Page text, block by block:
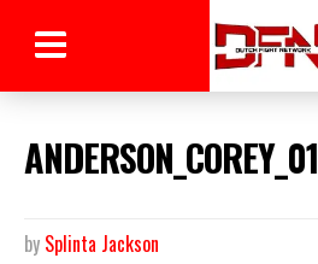
ANDERSON_COREY_01
by Splinta Jackson